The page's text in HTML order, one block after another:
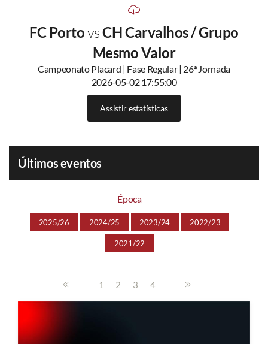
FC PortovsCH Carvalhos / Grupo
Mesmo Valor
Campeonato Placard | Fase Regular | 26ª Jornada
2026-05-02 17:55:00
Assistir estatísticas
Últimos eventos
Época
2025/26 2024/25 2023/24 2022/23
2021/22
... 1 2 3 4 ...